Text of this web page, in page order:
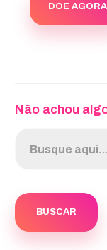
DOE AGORA
Não achou